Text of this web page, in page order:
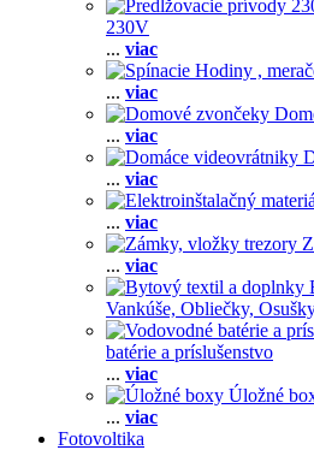
230V
... viac
... viac
... viac
... viac
... viac
... viac
Vankúše, Obliečky,
batérie a príslušenstvo
... viac
Úložné
... viac
Fotovoltika